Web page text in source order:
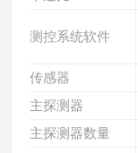
测控系统软件
传感器
主探测器
主探测器数量